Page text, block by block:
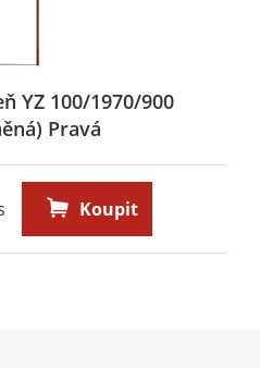
YZ 100/1970/900
Pravá
Koupit